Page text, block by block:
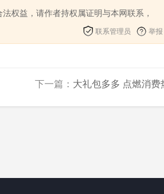
权益，请作者持权属证明与本网联系，
联系管理员 举报
下一篇： 大礼包多多 点燃消费